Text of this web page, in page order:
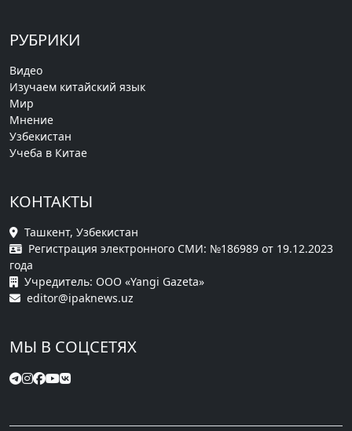
РУБРИКИ
Видео
Изучаем китайский язык
Мир
Мнение
Узбекистан
Учеба в Китае
КОНТАКТЫ
Ташкент, Узбекистан
Регистрация электронного СМИ: №186989 от 19.12.2023
года
Учредитель: ООО «Yangi Gazeta»
editor@ipaknews.uz
МЫ В СОЦСЕТЯХ